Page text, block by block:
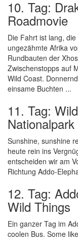
10. Tag:
Roadmovie
Die Fahrt ist lang,
ungezähmte Afrika
Rundbauten der
Zwischenstopps auf
Wild Coast.
einsame Buchten ...
11. Tag:
Sunshine, sunshine
heute rein ins
entscheiden wir am
Richtung Addo-
12. Tag:
Wild Things
Ein ganzer Tag im
coolen Bus. Some